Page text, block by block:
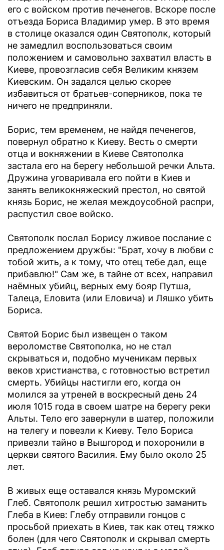
его с войском против печенегов. Вскоре после
отъезда Бориса Владимир умер. В это время
в столице оказался один Святополк, который
не замедлил воспользоваться своим
положением и самовольно захватил власть в
Киеве, провозгласив себя Великим князем
Киевским. Он задался целью скорее
избавиться от братьев-соперников, пока те
ничего не предприняли.
Борис, тем временем, не найдя печенегов,
повернул обратно к Киеву. Весть о смерти
отца и вокняжении в Киеве Святополка
застала его на берегу небольшой речки Альта.
Дружина уговаривала его пойти в Киев и
занять великокняжеский престол, но святой
князь Борис, не желая междоусобной распри,
распустил свое войско.
Святополк послал Борису лживое послание с
предложением дружбы: "Брат, хочу в любви с
тобой жить, а к тому, что отец тебе дал, еще
прибавлю!" Сам же, в тайне от всех, направил
наёмных убийц, верных ему бояр Путша,
Талеца, Еловита (или Еловича) и Ляшко убить
Бориса.
Святой Борис был извещен о таком
вероломстве Святополка, но не стал
скрываться и, подобно мученикам первых
веков христианства, с готовностью встретил
смерть. Убийцы настигли его, когда он
молился за утреней в воскресный день 24
июля 1015 года в своем шатре на берегу реки
Альты. Тело его завернули в шатер, положили
на телегу и повезли к Киеву. Тело Бориса
привезли тайно в Вышгород и похоронили в
церкви святого Василия. Ему было около 25
лет.
В живых еще оставался князь Муромский
Глеб. Святополк решил хитростью заманить
Глеба в Киев: Глебу отправили гонцов с
просьбой приехать в Киев, так как отец тяжко
болен (для чего Святополк и скрывал смерть